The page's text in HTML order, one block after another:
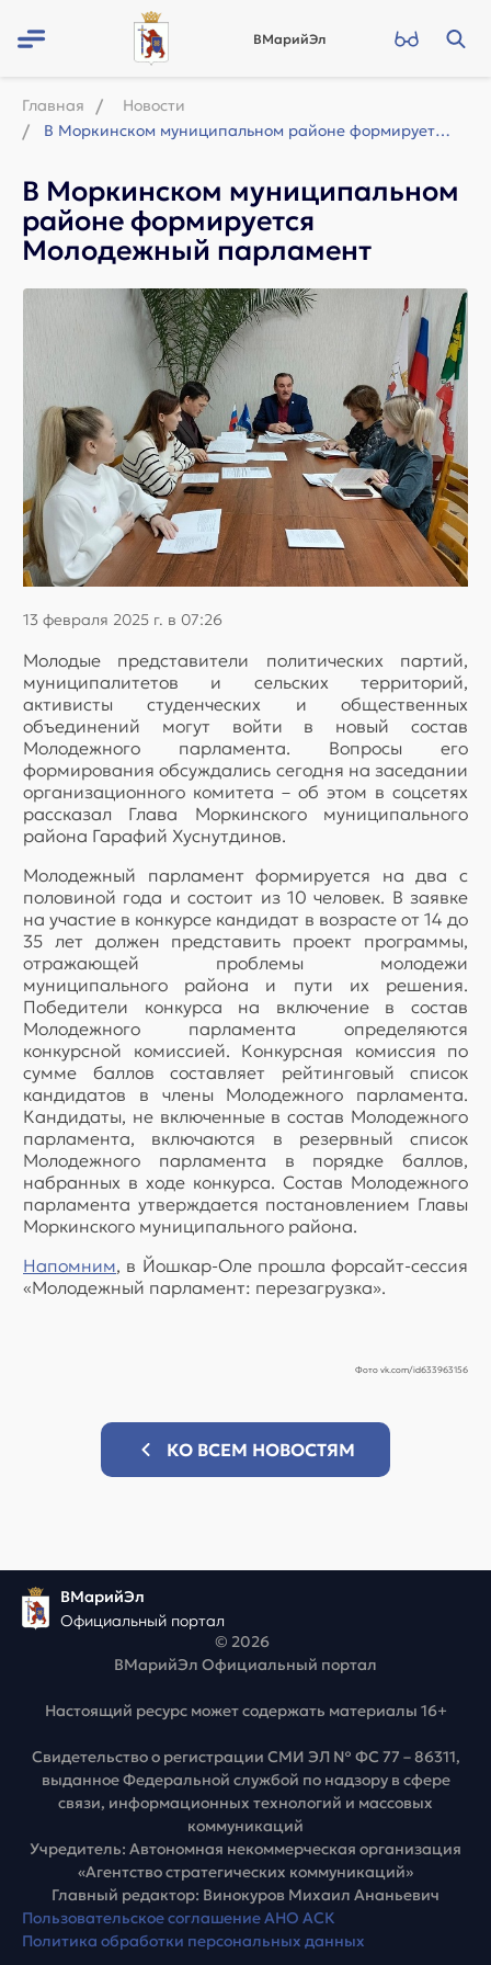
ВМарийЭл
Главная
Новости
В Моркинском муниципальном районе формируется Молодежный парламент
В Моркинском муниципальном
районе формируется
Молодежный парламент
13 февраля 2025 г. в 07:26
Молодые представители политических партий,
муниципалитетов и сельских территорий,
активисты студенческих и общественных
объединений могут войти в новый состав
Молодежного парламента. Вопросы его
формирования обсуждались сегодня на заседании
организационного комитета – об этом в соцсетях
рассказал Глава Моркинского муниципального
района Гарафий Хуснутдинов.
Молодежный парламент формируется на два с
половиной года и состоит из 10 человек. В заявке
на участие в конкурсе кандидат в возрасте от 14 до
35 лет должен представить проект программы,
отражающей проблемы молодежи
муниципального района и пути их решения.
Победители конкурса на включение в состав
Молодежного парламента определяются
конкурсной комиссией. Конкурсная комиссия по
сумме баллов составляет рейтинговый список
кандидатов в члены Молодежного парламента.
Кандидаты, не включенные в состав Молодежного
парламента, включаются в резервный список
Молодежного парламента в порядке баллов,
набранных в ходе конкурса. Состав Молодежного
парламента утверждается постановлением Главы
Моркинского муниципального района.
Напомним, в Йошкар-Оле прошла форсайт-сессия
«Молодежный парламент: перезагрузка».
Фото vk.com/id633963156
КО ВСЕМ НОВОСТЯМ
ВМарийЭл
Официальный портал
© 2026
ВМарийЭл Официальный портал
Настоящий ресурс может содержать материалы 16+
Свидетельство о регистрации СМИ ЭЛ № ФС 77 – 86311,
выданное Федеральной службой по надзору в сфере
связи, информационных технологий и массовых
коммуникаций
Учредитель: Автономная некоммерческая организация
«Агентство стратегических коммуникаций»
Главный редактор: Винокуров Михаил Ананьевич
Пользовательское соглашение АНО АСК
Политика обработки персональных данных